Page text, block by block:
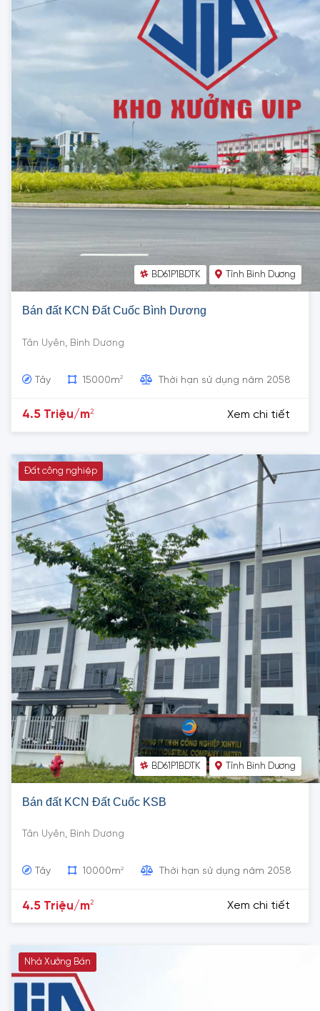
BD61P1BDTK Tỉnh Bình Dương
Bán đất KCN Đất Cuốc Bình Dương
Tân Uyên, Bình Dương
Tây 15000m2 Thời hạn sử dụng năm 2058
4.5 Triệu/m2 Xem chi tiết
Đất công nghiệp
BD61P1BDTK Tỉnh Bình Dương
Bán đất KCN Đất Cuốc KSB
Tân Uyên, Bình Dương
Tây 10000m2 Thời hạn sử dụng năm 2058
4.5 Triệu/m2 Xem chi tiết
Nhà Xưởng Bán